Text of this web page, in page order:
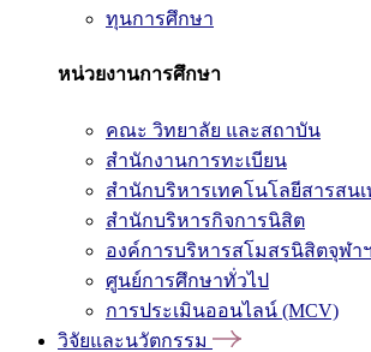
ทุนการศึกษา
หน่วยงานการศึกษา
คณะ วิทยาลัย และสถาบัน
สำนักงานการทะเบียน
สำนักบริหารเทคโนโลยีสารสน
สำนักบริหารกิจการนิสิต
องค์การบริหารสโมสรนิสิตจุฬา
ศูนย์การศึกษาทั่วไป
การประเมินออนไลน์ (MCV)
วิจัยและนวัตกรรม